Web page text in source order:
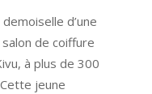
d’une
de coiffure
à plus de 300
jeune